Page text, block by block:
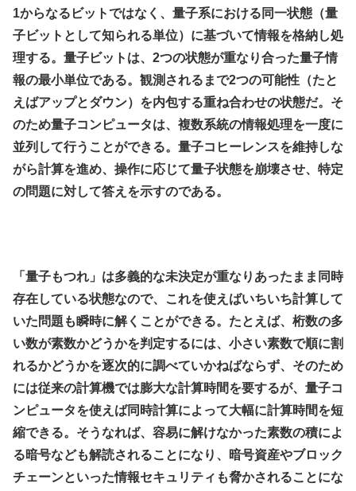
1からなるビットではなく、量子系における同一状態（量
子ビットとして知られる単位）に基づいて情報を格納し処
理する。量子ビットは、2つの状態が重なり合った量子情
報の最小単位である。観測されるまで2つの可能性（たと
えばアップとダウン）を内包する重ね合わせの状態だ。そ
のため量子コンピュータは、複数系統の情報処理を一度に
並列して行うことができる。量子コヒーレンスを維持しな
がら計算を進め、操作に応じて量子状態を崩壊させ、特定
の問題に対して答えを示すのである。
「量子もつれ」は多義的な未決定が重なりあったまま同時
存在している状態なので、これを使えばいちいち計算して
いた問題も瞬時に解くことができる。たとえば、桁数の多
い数が素数かどうかを判定するには、小さい素数で順に割
れるかどうかを逐次的に調べていかねばならず、そのため
には従来の計算機では膨大な計算時間を要するが、量子コ
ンピュータを使えば同時計算によって大幅に計算時間を短
縮できる。そうなれば、容易に解けなかった素数の積によ
る暗号なども解読されることになり、暗号資産やブロック
チェーンといった情報セキュリティも脅かされることにな